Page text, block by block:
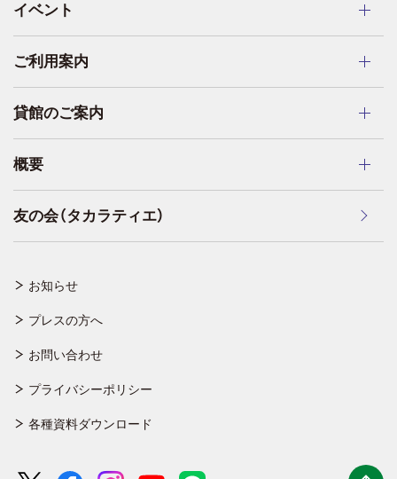
お知らせ
プレスの方へ
お問い合わせ
プライバシーポリシー
各種資料ダウンロード
イベント
ご利用案内
貸館のご案内
概要
友の会（タカラティエ）